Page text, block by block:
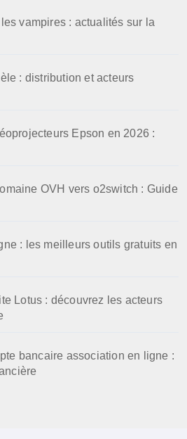
vampires : actualités sur la
: distribution et acteurs
Epson en 2026 :
OVH vers o2switch : Guide
: les meilleurs outils gratuits en
Lotus : découvrez les acteurs
bancaire association en ligne :